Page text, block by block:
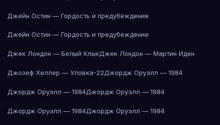
Джейн Остин — Гордость и предубеждение
Джейн Остин — Гордость и предубеждение
Джек Лондон — Белый КлыкДжек Лондон — Мартин Иден
Джозеф Хеллер — Уловка-22Джордж Оруэлл — 1984
Джордж Оруэлл — 1984Джордж Оруэлл — 1984
Джордж Оруэлл — 1984Джордж Оруэлл — 1984